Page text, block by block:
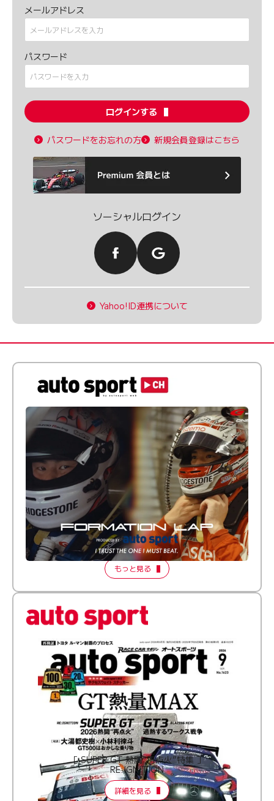
メールアドレス
パスワード
ログインする
パスワードをお忘れの方 新規会員登録はこちら
ソーシャルログイン
Yahoo!ID連携について
倒す相手を、信じてる。小林利徠斗 × 野村勇斗
【FORMATION LAP Produced by auto sport】
2026 Episode 2
もっと見る
［ SUPER GT 熱闘“再点火”特集 ］
RE:IGNITION
詳細を見る